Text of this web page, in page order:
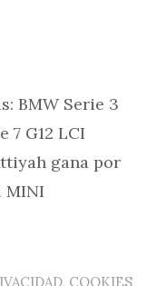
BMW Serie 3
7 G12 LCI
gana por
MINI
COOKIES